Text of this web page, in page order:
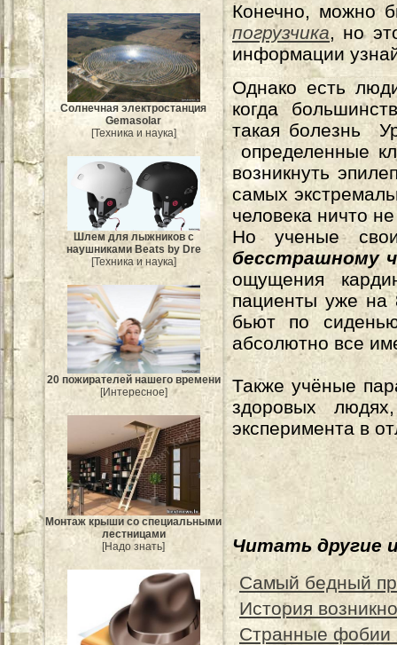
Солнечная электростанция
Gemasolar
[Техника и наука]
Шлем для лыжников с
наушниками Beats by Dre
[Техника и наука]
20 пожирателей нашего времени
[Интересное]
Монтаж крыши со специальными
лестницами
[Надо знать]
Конечно, можно
погрузчика, но
информации
Однако есть
когда
такая болезнь
определенные
возникнуть
самых
человека ничто
Но ученые
бесстрашному
ощущения
пациенты уже на
бьют по
абсолютно все
Также учёные
здоровых
эксперимента в
Читать другие
Самый бедный
История
Странные фобии